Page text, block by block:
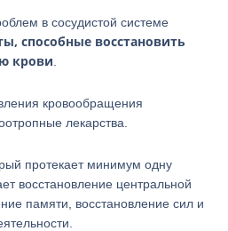
в сосудистой системе
способные восстановить
крови
кровообращения
лекарства.
протекает минимум одну
восстановление центральной
памяти, восстановление сил и